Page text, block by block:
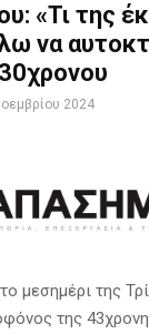
«Τι της
να
2024
μεσημέρι της
της